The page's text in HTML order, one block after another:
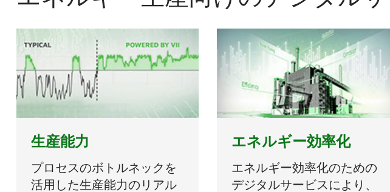
生産能力
プロセスのボトルネックを
活用した生産能力のリアル
エネルギー効率化
エネルギー効率化のための
デジタルサービスにより、